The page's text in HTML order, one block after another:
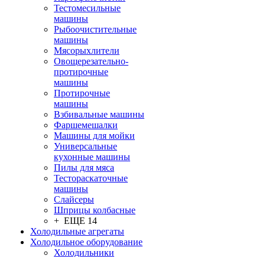
Тестомесильные
машины
Рыбоочистительные
машины
Мясорыхлители
Овощерезательно-
протирочные
машины
Протирочные
машины
Взбивальные машины
Фаршемешалки
Машины для мойки
Универсальные
кухонные машины
Пилы для мяса
Тестораскаточные
машины
Слайсеры
Шприцы колбасные
+ ЕЩЕ 14
Холодильные агрегаты
Холодильное оборудование
Холодильники